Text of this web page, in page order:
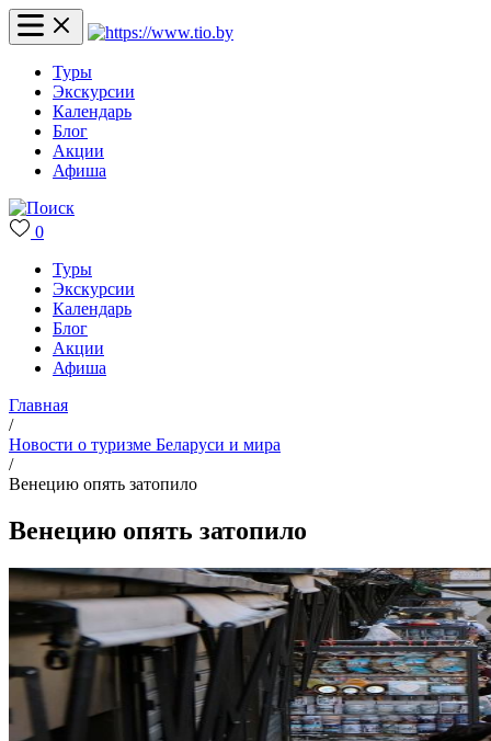
Туры
Экскурсии
Календарь
Блог
Акции
Афиша
0
Туры
Экскурсии
Календарь
Блог
Акции
Афиша
Главная
/
Новости о туризме Беларуси и мира
/
Венецию опять затопило
Венецию опять затопило